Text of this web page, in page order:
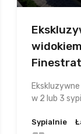
Finestrat
w 2 lub 3
Sypialnie